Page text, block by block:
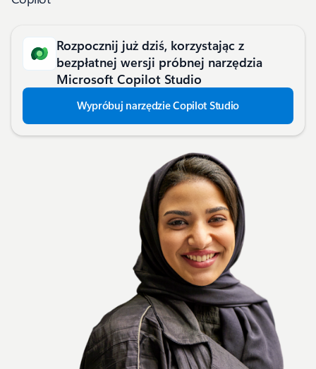
Rozpocznij już dziś, korzystając z
bezpłatnej wersji próbnej narzędzia
Microsoft Copilot Studio
Wypróbuj narzędzie Copilot Studio